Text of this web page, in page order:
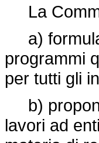
La
a)
programmi
per tutti gli
b)
lavori ad